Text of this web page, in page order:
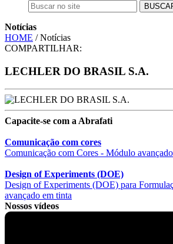
Notícias
HOME / Notícias
COMPARTILHAR:
LECHLER DO BRASIL S.A.
Capacite-se com a Abrafati
Comunicação com cores
Comunicação com Cores - Módulo
Design of Experiments (DOE)
Design of Experiments (DOE) para
avançado em tinta
Nossos vídeos